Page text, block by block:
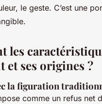
le geste. C’est une
les
et ses origines ?
la figuration
comme un refus net